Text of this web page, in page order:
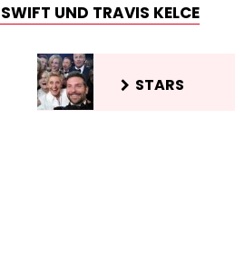
UND TRAVIS KELCE
STARS